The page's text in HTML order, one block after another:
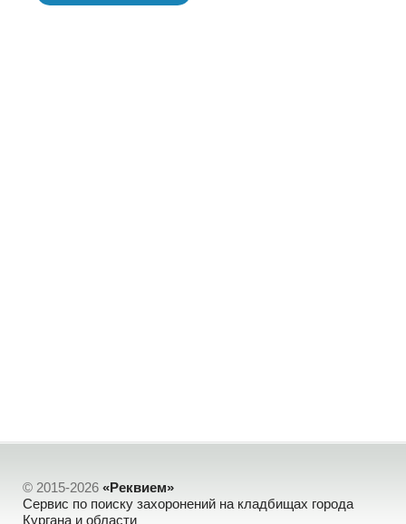
© 2015-2026 «Реквием»
Сервис по поиску захоронений на кладбищах города
Кургана и области